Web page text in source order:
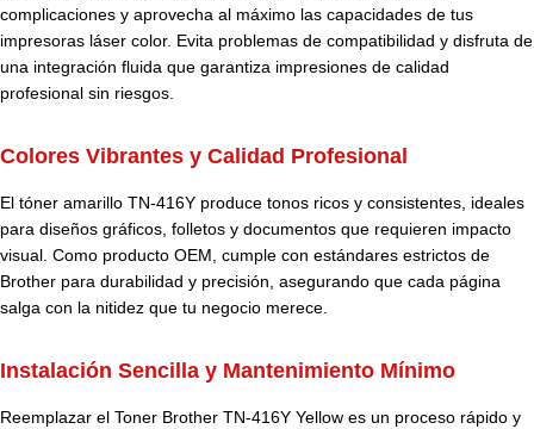
complicaciones y aprovecha al máximo las capacidades de tus
impresoras láser color. Evita problemas de compatibilidad y disfruta de
una integración fluida que garantiza impresiones de calidad
profesional sin riesgos.
Colores Vibrantes y Calidad Profesional
El tóner amarillo TN-416Y produce tonos ricos y consistentes, ideales
para diseños gráficos, folletos y documentos que requieren impacto
visual. Como producto OEM, cumple con estándares estrictos de
Brother para durabilidad y precisión, asegurando que cada página
salga con la nitidez que tu negocio merece.
Instalación Sencilla y Mantenimiento Mínimo
Reemplazar el Toner Brother TN-416Y Yellow es un proceso rápido y